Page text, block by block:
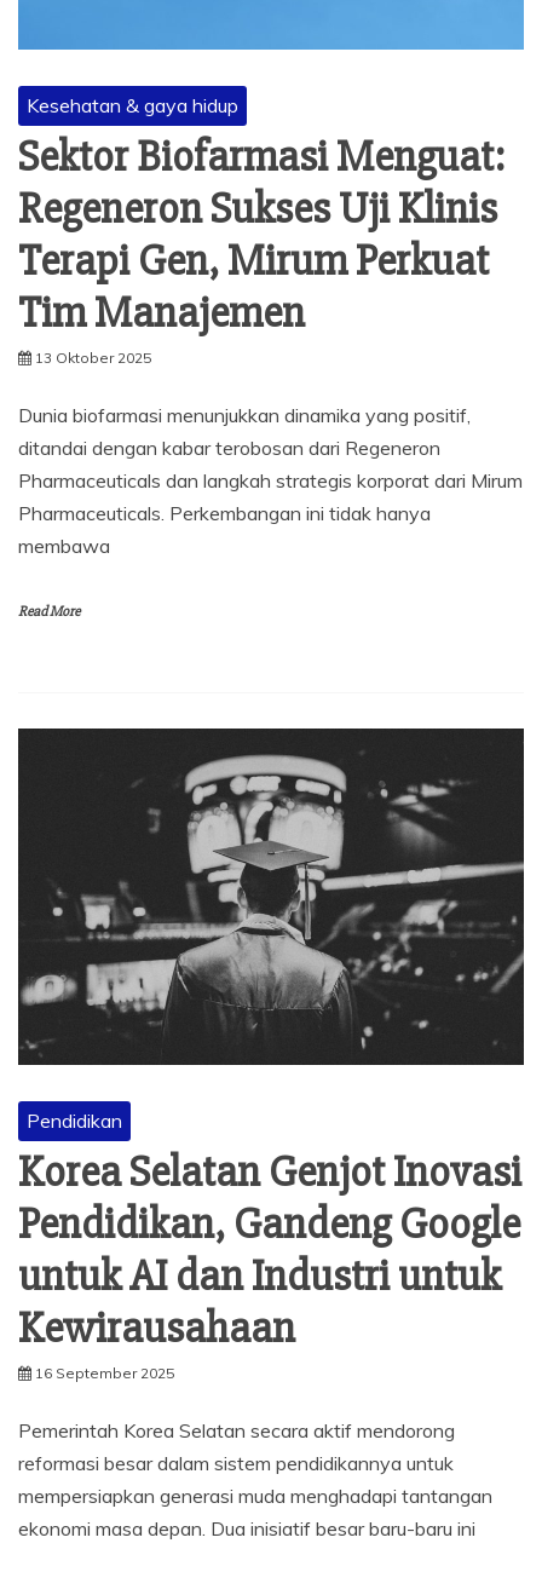
Kesehatan & gaya hidup
Sektor Biofarmasi Menguat:
Regeneron Sukses Uji Klinis
Terapi Gen, Mirum Perkuat
Tim Manajemen
13 Oktober 2025
Dunia biofarmasi menunjukkan dinamika yang positif,
ditandai dengan kabar terobosan dari Regeneron
Pharmaceuticals dan langkah strategis korporat dari Mirum
Pharmaceuticals. Perkembangan ini tidak hanya
membawa
Read More
Pendidikan
Korea Selatan Genjot Inovasi
Pendidikan, Gandeng Google
untuk AI dan Industri untuk
Kewirausahaan
16 September 2025
Pemerintah Korea Selatan secara aktif mendorong
reformasi besar dalam sistem pendidikannya untuk
mempersiapkan generasi muda menghadapi tantangan
ekonomi masa depan. Dua inisiatif besar baru-baru ini